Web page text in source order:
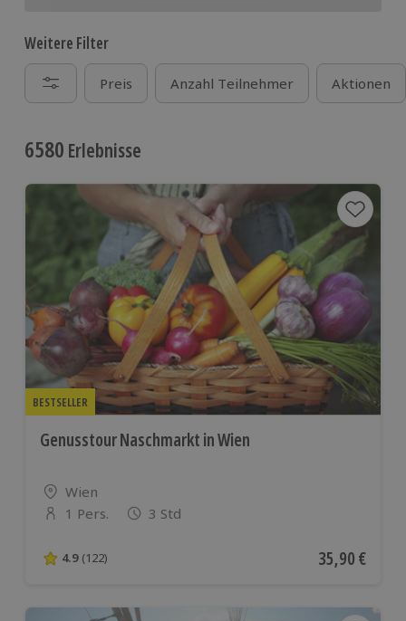
Weitere Filter
Preis Anzahl Teilnehmer Aktionen
6580 Erlebnisse
BESTSELLER
Genusstour Naschmarkt in Wien
Standort
Wien
Anzahl der Teilnehmer
1 Pers. 3 Std
4.9 von 5 Sternen basierend auf 122 Bewertungen
4.9 (122) Aktueller
35,90 €